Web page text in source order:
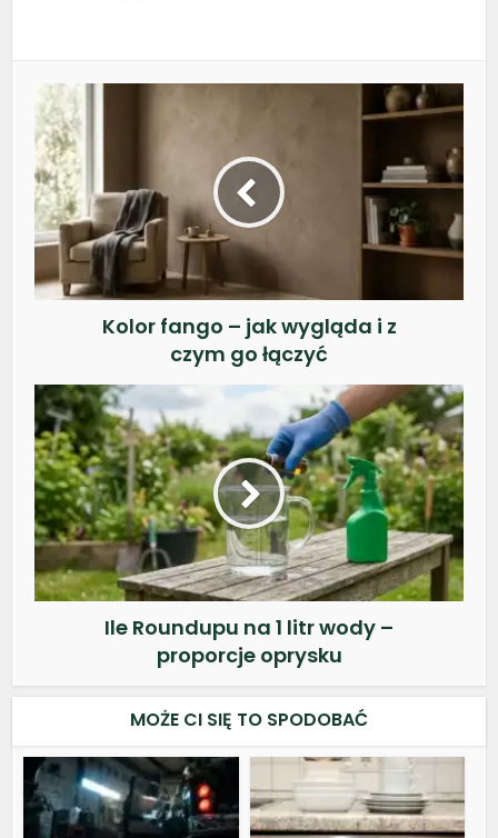
Kolor fango – jak wygląda i z
czym go łączyć
Ile Roundupu na 1 litr wody –
proporcje oprysku
MOŻE CI SIĘ TO SPODOBAĆ